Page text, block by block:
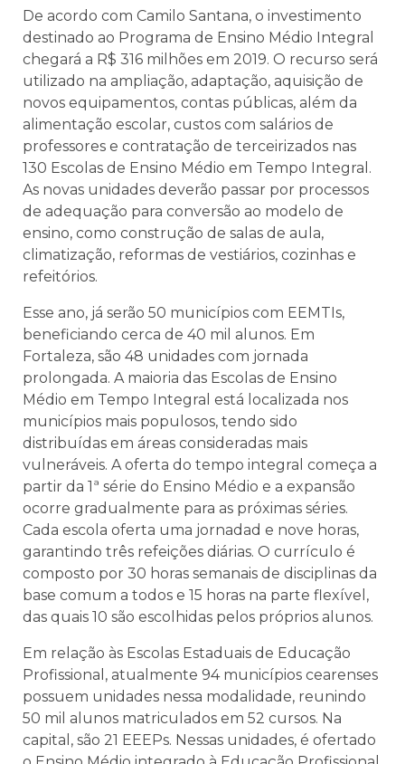
De acordo com Camilo Santana, o investimento
destinado ao Programa de Ensino Médio Integral
chegará a R$ 316 milhões em 2019. O recurso será
utilizado na ampliação, adaptação, aquisição de
novos equipamentos, contas públicas, além da
alimentação escolar, custos com salários de
professores e contratação de terceirizados nas
130 Escolas de Ensino Médio em Tempo Integral.
As novas unidades deverão passar por processos
de adequação para conversão ao modelo de
ensino, como construção de salas de aula,
climatização, reformas de vestiários, cozinhas e
refeitórios.
Esse ano, já serão 50 municípios com EEMTIs,
beneficiando cerca de 40 mil alunos. Em
Fortaleza, são 48 unidades com jornada
prolongada. A maioria das Escolas de Ensino
Médio em Tempo Integral está localizada nos
municípios mais populosos, tendo sido
distribuídas em áreas consideradas mais
vulneráveis. A oferta do tempo integral começa a
partir da 1ª série do Ensino Médio e a expansão
ocorre gradualmente para as próximas séries.
Cada escola oferta uma jornadad e nove horas,
garantindo três refeições diárias. O currículo é
composto por 30 horas semanais de disciplinas da
base comum a todos e 15 horas na parte flexível,
das quais 10 são escolhidas pelos próprios alunos.
Em relação às Escolas Estaduais de Educação
Profissional, atualmente 94 municípios cearenses
possuem unidades nessa modalidade, reunindo
50 mil alunos matriculados em 52 cursos. Na
capital, são 21 EEEPs. Nessas unidades, é ofertado